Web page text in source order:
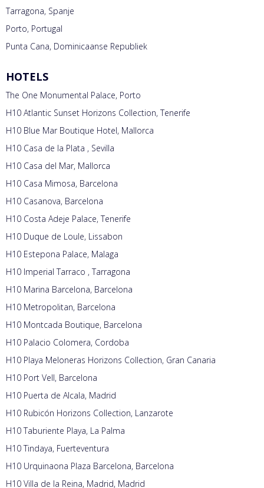
Tarragona, Spanje
Porto, Portugal
Punta Cana, Dominicaanse Republiek
HOTELS
The One Monumental Palace, Porto
H10 Atlantic Sunset Horizons Collection, Tenerife
H10 Blue Mar Boutique Hotel, Mallorca
H10 Casa de la Plata , Sevilla
H10 Casa del Mar, Mallorca
H10 Casa Mimosa, Barcelona
H10 Casanova, Barcelona
H10 Costa Adeje Palace, Tenerife
H10 Duque de Loule, Lissabon
H10 Estepona Palace, Malaga
H10 Imperial Tarraco , Tarragona
H10 Marina Barcelona, Barcelona
H10 Metropolitan, Barcelona
H10 Montcada Boutique, Barcelona
H10 Palacio Colomera, Cordoba
H10 Playa Meloneras Horizons Collection, Gran Canaria
H10 Port Vell, Barcelona
H10 Puerta de Alcala, Madrid
H10 Rubicón Horizons Collection, Lanzarote
H10 Taburiente Playa, La Palma
H10 Tindaya, Fuerteventura
H10 Urquinaona Plaza Barcelona, Barcelona
H10 Villa de la Reina, Madrid, Madrid